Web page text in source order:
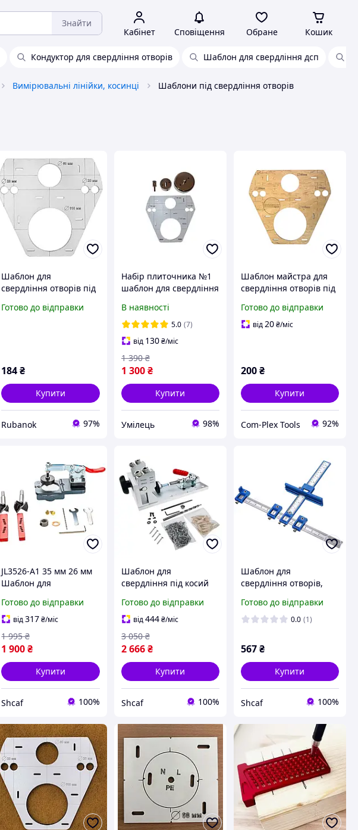
Знайти
Кабінет Сповіщення Обране Кошик
Кондуктор для свердління отворів Шаблон для свердління дсп
Вимірювальні лінійки, косинці Шаблони під свердління отворів
Шаблон для
свердління отворів під
Готово до відправки
184₴
Купити
Rubanok 97%
Набір плиточника №1
шаблон для свердління
+ Алмазні коронки
VICTORYTOOL 20мм,
60мм, 110мм (НП1)
В наявності
5.0 (7)
від 130 ₴/міс
1 300 ₴
1 390 ₴
Купити
Умілець 98%
Шаблон майстра для
свердління отворів під
Готово до відправки
від20₴/міс
200₴
Купити
Com-Plex Tools 92%
JL3526-A1 35 мм 26 мм
Шаблон для
петлі, позиціонер для
встановлення петель,
інструмент для
деревообробки
Готово до відправки
від317₴/міс
1 900₴
1 995 ₴
Купити
Shcaf 100%
Шаблон для
свердління під косий
Кондуктор для
свердління отвору під
кутом
Готово до відправки
від444 ₴/міс
2 666 ₴
3 050 ₴
Купити
Shcaf 100%
Шаблон для
свердління отворів,
кондуктор для
маркування свердління
Готово до відправки
0.0 (1)
567₴
Купити
Shcaf 100%